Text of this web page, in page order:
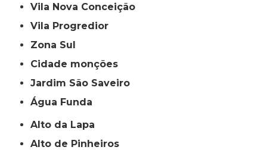
Vila Nova Conceição
Vila Progredior
Zona Sul
cidade monções
jardim São Saveiro
Água Funda
Alto da Lapa
Alto de Pinheiros